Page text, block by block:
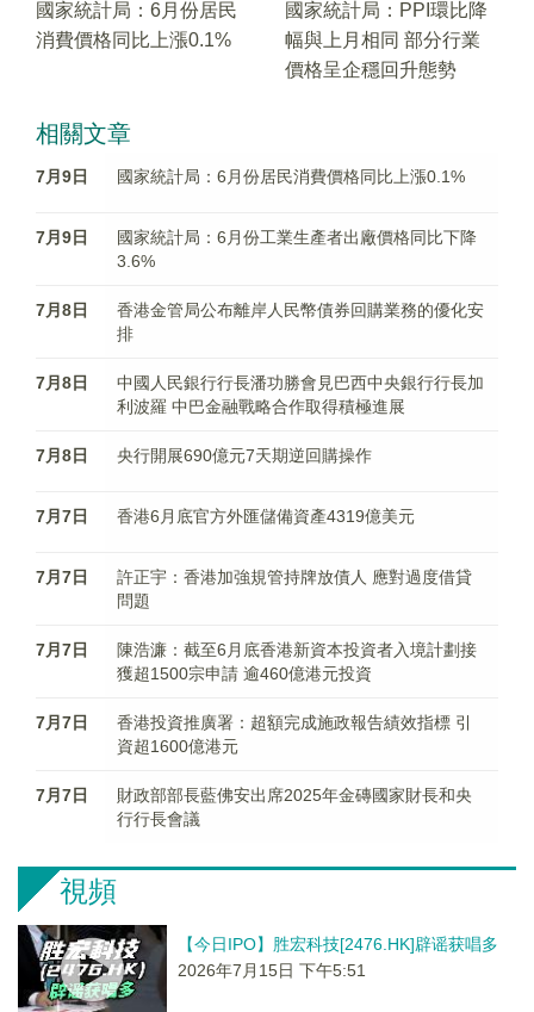
國家統計局：6月份居民
消費價格同比上漲0.1%
國家統計局：PPI環比降
幅與上月相同 部分行業
價格呈企穩回升態勢
相關文章
7月9日 國家統計局：6月份居民消費價格同比上漲0.1%
7月9日
國家統計局：6月份工業生產者出廠價格同比下降
3.6%
7月8日
香港金管局公布離岸人民幣債券回購業務的優化安
排
7月8日
中國人民銀行行長潘功勝會見巴西中央銀行行長加
利波羅 中巴金融戰略合作取得積極進展
7月8日 央行開展690億元7天期逆回購操作
7月7日 香港6月底官方外匯儲備資產4319億美元
7月7日
許正宇：香港加強規管持牌放債人 應對過度借貸
問題
7月7日
陳浩濂：截至6月底香港新資本投資者入境計劃接
獲超1500宗申請 逾460億港元投資
7月7日
香港投資推廣署：超額完成施政報告績效指標 引
資超1600億港元
7月7日
財政部部長藍佛安出席2025年金磚國家財長和央
行行長會議
視頻
【今日IPO】胜宏科技[2476.HK]辟谣获唱多
2026年7月15日 下午5:51